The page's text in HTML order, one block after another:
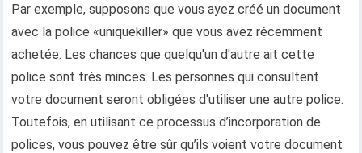
Par exemple, supposons que vous ayez créé un document
avec la police «uniquekiller» que vous avez récemment
achetée. Les chances que quelqu'un d'autre ait cette
police sont très minces. Les personnes qui consultent
votre document seront obligées d'utiliser une autre police.
Toutefois, en utilisant ce processus d’incorporation de
polices, vous pouvez être sûr qu’ils voient votre document